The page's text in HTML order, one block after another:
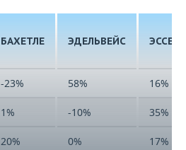
БАХЕТЛЕ ЭДЕЛЬВЕЙС ЭССЕН
-23% 58% 16%
1% -10% 35%
20% 0% 17%